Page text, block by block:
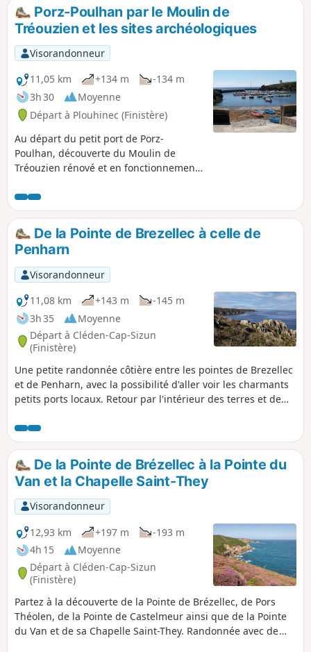
Porz-Poulhan par le Moulin de
Tréouzien et les sites archéologiques
Visorandonneur
11,05 km
+134 m
-134 m
3h 30
Moyenne
Départ à Plouhinec (Finistère)
Au départ du petit port de Porz-
Poulhan, découverte du Moulin de
Tréouzien rénové et en fonctionnement,
le bord de mer en visitant les sites
archéologiques.
De la Pointe de Brezellec à celle de
Penharn
Visorandonneur
11,08 km
+143 m
-145 m
3h 35
Moyenne
Départ à Cléden-Cap-Sizun
(Finistère)
Une petite randonnée côtière entre les pointes de Brezellec
et de Penharn, avec la possibilité d'aller voir les charmants
petits ports locaux. Retour par l'intérieur des terres et de
De la Pointe de Brézellec à la Pointe du
Van et la Chapelle Saint-They
Visorandonneur
12,93 km
+197 m
-193 m
4h 15
Moyenne
Départ à Cléden-Cap-Sizun
(Finistère)
Partez à la découverte de la Pointe de Brézellec, de Pors
Théolen, de la Pointe de Castelmeur ainsi que de la Pointe
du Van et de sa Chapelle Saint-They. Randonnée avec de